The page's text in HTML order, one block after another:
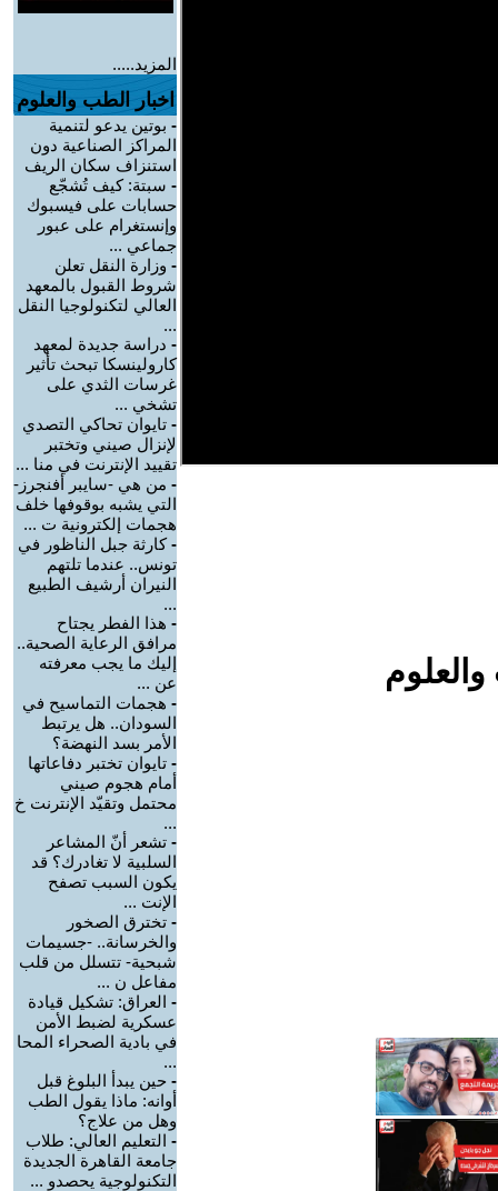
المزيد.....
اخبار الطب والعلوم
- بوتين يدعو لتنمية
المراكز الصناعية دون
استنزاف سكان الريف
- سبتة: كيف تُشجّع
حسابات على فيسبوك
وإنستغرام على عبور
جماعي ...
- وزارة النقل تعلن
شروط القبول بالمعهد
العالي لتكنولوجيا النقل
...
- دراسة جديدة لمعهد
كارولينسكا تبحث تأثير
غرسات الثدي على
تشخي ...
- تايوان تحاكي التصدي
لإنزال صيني وتختبر
تقييد الإنترنت في منا ...
- من هي -سايبر أفنجرز-
التي يشبه بوقوفها خلف
هجمات إلكترونية ت ...
-كارثة جبل الناظور في
تونس.. عندما تلتهم
النيران أرشيف الطبيع
...
- هذا الفطر يجتاح
مرافق الرعاية الصحية..
إليك ما يجب معرفته
عن ...
- هجمات التماسيح في
السودان.. هل يرتبط
الأمر بسد النهضة؟
- تايوان تختبر دفاعاتها
أمام هجوم صيني
محتمل وتقيّد الإنترنت خ
...
- تشعر أنّ المشاعر
السلبية لا تغادرك؟ قد
يكون السبب تصفح
الإنت ...
- تخترق الصخور
والخرسانة.. -جسيمات
شبحية- تتسلل من قلب
مفاعل ن ...
- العراق: تشكيل قيادة
عسكرية لضبط الأمن
في بادية الصحراء المحا
...
- حين يبدأ البلوغ قبل
أوانه: ماذا يقول الطب
وهل من علاج؟
- التعليم العالي: طلاب
جامعة القاهرة الجديدة
التكنولوجية يحصدو ...